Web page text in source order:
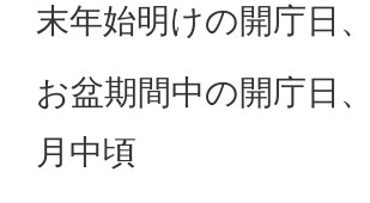
末年始明けの開庁日、
お盆期間中の開庁日
月中頃